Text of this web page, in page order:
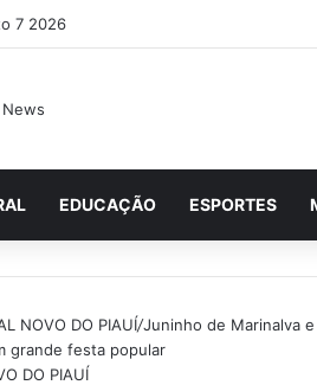
7 2026
EDUCAÇÃO ESPORTES
NOVO DO PIAUÍ/Juninho de Marinalva
grande festa popular
DO PIAUÍ